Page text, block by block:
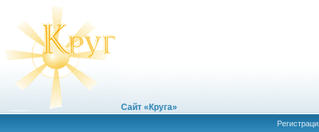
Сайт «Круга»